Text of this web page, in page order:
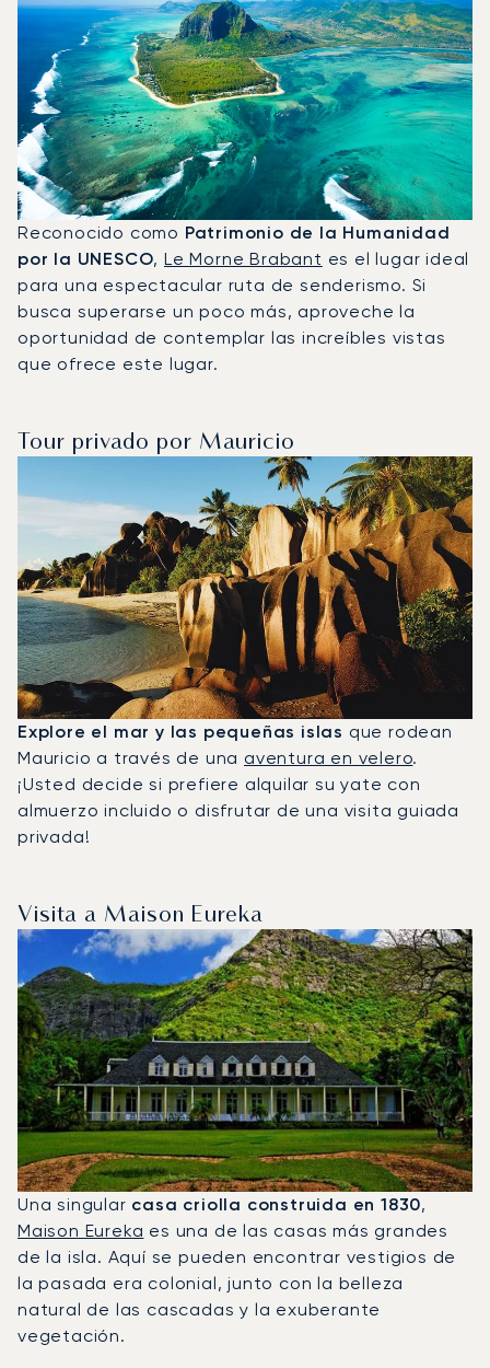
Reconocido como Patrimonio de la Humanidad
por la UNESCO,Le Morne Brabant es el lugar ideal
para una espectacular ruta de senderismo. Si
busca superarse un poco más, aproveche la
oportunidad de contemplar las increíbles vistas
que ofrece este lugar.
Tour privado por Mauricio
Explore el mar y las pequeñas islas que rodean
Mauricio a través de una aventura en velero.
¡Usted decide si prefiere alquilar su yate con
almuerzo incluido o disfrutar de una visita guiada
privada!
Visita a Maison Eureka
Una singular casa criolla construida en 1830,
Maison Eureka es una de las casas más grandes
de la isla. Aquí se pueden encontrar vestigios de
la pasada era colonial, junto con la belleza
natural de las cascadas y la exuberante
vegetación.